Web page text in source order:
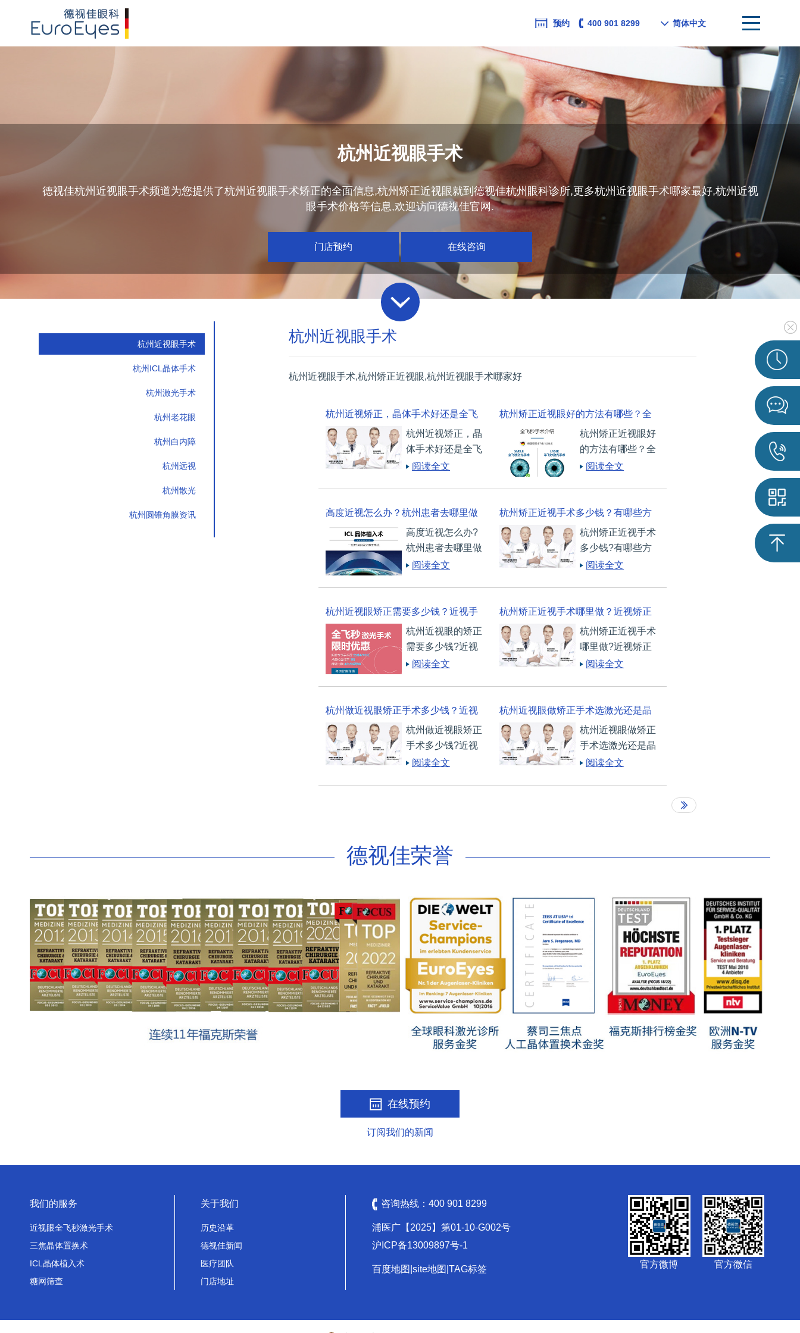
简体中文
预约 400 901 8299
杭州近视眼手术
德视佳杭州近视眼手术频道为您提供了杭州近视眼手术矫正的全面信息,杭州矫正近视眼就到德视佳杭州眼科诊所,更多杭州近视眼手术哪家最好,杭州近视
眼手术价格等信息,欢迎访问德视佳官网.
门店预约 在线咨询
杭州近视眼手术
杭州ICL晶体手术
杭州激光手术
杭州老花眼
杭州白内障
杭州远视
杭州散光
杭州圆锥角膜资讯
杭州近视眼手术
杭州近视眼手术,杭州矫正近视眼,杭州近视眼手术哪家好
杭州近视矫正，晶体手术好还是全飞
秒激光手术好？
杭州近视矫正，晶
体手术好还是全飞
秒激光好?越来越
的形象，提升自己
的颜值气质。
阅读全文
杭州矫正近视眼好的方法有哪些？全
飞秒激光手术靠谱吗？杭州矫正近视眼好
的方法有哪些？全
飞秒激光手术靠谱
问题，相信很多人
都想知道矫正近视
眼好的方法有哪
阅读全文
高度近视怎么办？杭州患者去哪里做
高度近视矫正手术？高度近视怎么办?
杭州患者去哪里做
高度近视矫正手
度及以上，如果不
想戴近视框架眼镜
或隐形眼镜，该做
常我们比较熟悉的
激光矫正
阅读全文
杭州矫正近视手术多少钱？有哪些方
法可以矫正近视？ 杭州矫正近视手术
多少钱?有哪些方
法可以矫正近视?
术来摘掉近视镜，
可以考虑来德视佳
眼科咨询。这家德
1993年在德国汉堡
成立以来
阅读全文
杭州近视眼矫正需要多少钱？近视手
术该怎么选？
杭州近视眼的矫正
需要多少钱?近视
手术该怎么选? 在
钱?首先，不同的
手术费用自然不
同。其次不同的眼
也不相同。另外，
还要看手术
阅读全文
杭州矫正近视手术哪里做？近视矫正
手术有什么风险？ 杭州矫正近视手术
哪里做?近视矫正
手术有什么风险?
来危害，这种谨慎
的态度没有问题。
阅读全文
杭州做近视眼矫正手术多少钱？近视
多少度可以做手术？杭州做近视眼矫正
手术多少钱?近视
多少度可以做手
和人工晶体植入手
术。
阅读全文
杭州近视眼做矫正手术选激光还是晶
体？多少钱？
杭州近视眼做矫正
手术选激光还是晶
体?多少钱? 如果
阅读全文
德视佳荣誉
在线预约
订阅我们的新闻
官方微博 官方微信
我们的服务
近视眼全飞秒激光手术
三焦晶体置换术
ICL晶体植入术
糖网筛查
关于我们
历史沿革
德视佳新闻
医疗团队
门店地址
咨询热线： 400 901 8299
浦医广【2025】第01-10-G002号
沪ICP备13009897号-1
百度地图 site地图 TAG标签